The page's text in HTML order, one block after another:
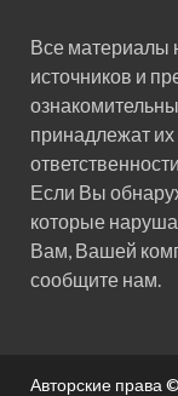
Все материалы
источников и
принадлежат
Если Вы
которые
Вам, Вашей
сообщите нам.
Авторские права